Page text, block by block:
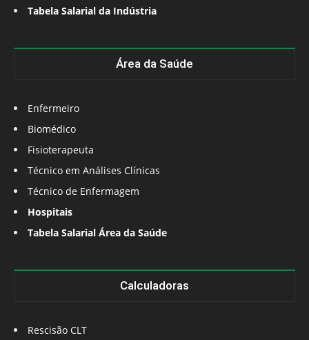
Tabela Salarial da Indústria
Área da Saúde
Enfermeiro
Biomédico
Fisioterapeuta
Técnico em Análises Clínicas
Técnico de Enfermagem
Hospitais
Tabela Salarial Área da Saúde
Calculadoras
Rescisão CLT